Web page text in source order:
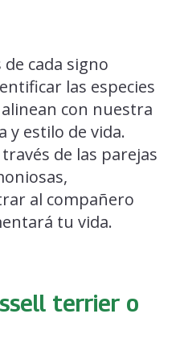
cada signo
las especies
con nuestra
y estilo de vida.
de las parejas
al compañero
tu vida.
terrier o